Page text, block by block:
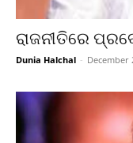
ରାଜନୀତିରେ
Dunia Halchal - December